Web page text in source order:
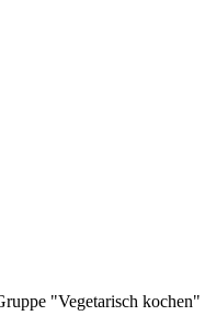
"Vegetarisch kochen"